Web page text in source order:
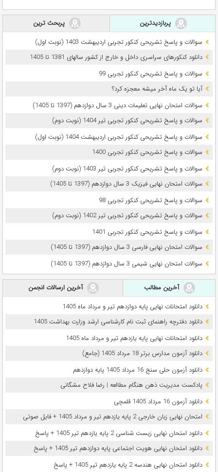
پربازدیدترین
پربحث ترین
سوالات و پاسخ تشریحی کنکور تجربی اردیبهشت 1403 (نوبت اول)
دانلود کنکورهای سراسری داخل و خارج از کشور سالهای 1381 تا 1405
سوالات و پاسخ تشریحی کنکور تجربی 99
آیا تو یک ماه آخر میشه معجزه کرد؟
سوالات امتحان نهایی تعلیمات دینی 3 سال دوازدهم (1397 تا 1405)
سوالات و پاسخ تشریحی کنکور تجربی تیر 1404 (نوبت دوم)
سوالات و پاسخ تشریحی کنکور تجربی اردیبهشت 1404 (نوبت اول)
سوالات و پاسخ تشریحی کنکور تجربی 1400
سوالات و پاسخ تشریحی کنکور تجربی تیر 1403 (نوبت دوم)
سوالات امتحان نهایی فیزیک 3 سال دوازدهم (1397 تا 1405)
سوالات و پاسخ تشریحی کنکور تجربی 98
سوالات و پاسخ تشریحی کنکور تجربی تیر 1402 (نوبت دوم)
سوالات و پاسخ تشریحی کنکور تجربی 1401
سوالات امتحان نهایی فارسی 3 سال دوازدهم (1397 تا 1405)
سوالات امتحان نهایی شیمی 3 سال دوازدهم (1397 تا 1405)
آخرین مطالب
آخرین ارسالات انجمن
دانلود امتحانات نهایی پایه دوازدهم تیر و مرداد ماه 1405
دانلود دفترچه راهنمای ثبت نام کارشناسی ارشد وزارت بهداشت 1405
دانلود امتحانات نهایی پایه یازدهم تیر و مرداد ماه 1405
دانلود آزمون مدارس برتر 18 مرداد 1405 (جامع)
دانلود آزمون حلی سنج 16 مرداد 1405 پایه دوازدهم
پادکست مدیریت ذهن هنگام مطالعه | رضا فلاح مشگانی
دانلود آزمون 16 مرداد 1405 قلمچی
امتحان نهایی زبان خارجی 2 پایه یازدهم تیر و مرداد 1405 + فایل صوتی
دانلود امتحان نهایی زیست شناسی 2 پایه یازدهم تیر 1405 + پاسخ
دانلود امتحان نهایی هویت اجتماعی پایه دوازدهم تیر 1405 + پاسخ
دانلود امتحان نهایی هندسه 2 پایه یازدهم تیر 1405 + پاسخ